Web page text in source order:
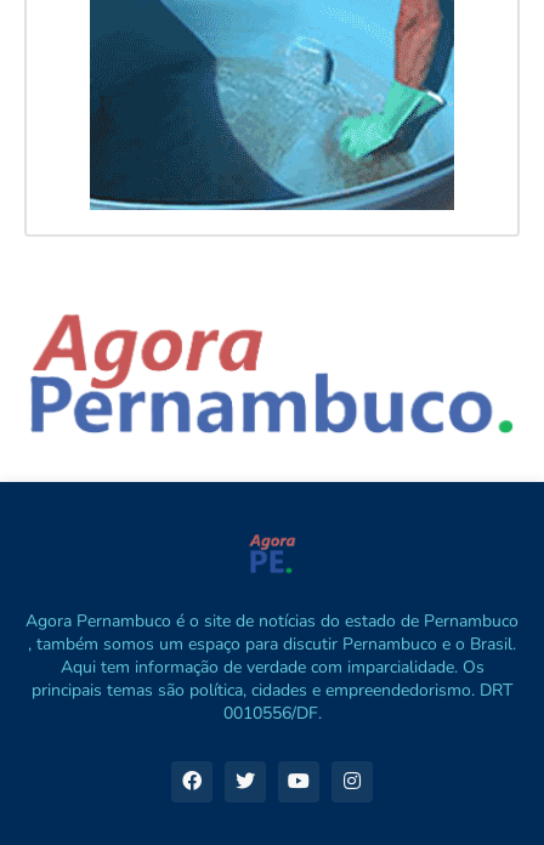
Agora Pernambuco é o site de notícias do estado de Pernambuco
, também somos um espaço para discutir Pernambuco e o Brasil.
Aqui tem informação de verdade com imparcialidade. Os
principais temas são política, cidades e empreendedorismo. DRT
0010556/DF.